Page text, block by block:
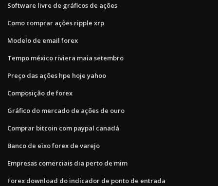
Software livre de gráficos de ações
Como comprar ações ripple xrp
Modelo de email forex
Tempo méxico riviera maia setembro
Preço das ações hpe hoje yahoo
Composição de forex
Gráfico do mercado de ações de ouro
Comprar bitcoin com paypal canadá
Banco de eixo forex de varejo
Empresas comerciais dia perto de mim
Forex download do indicador de ponto de entrada